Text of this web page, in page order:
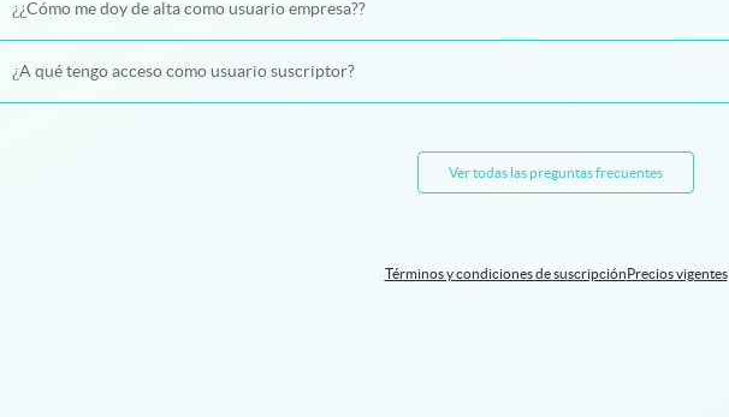
¿¿Cómo me doy de alta como usuario empresa??
¿A qué tengo acceso como usuario suscriptor?
Ver todas las preguntas frecuentes
Términos y condiciones de suscripciónPrecios vigentes